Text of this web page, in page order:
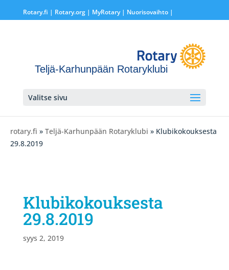
Rotary.fi | Rotary.org| MyRotary | Nuorisovaihto|
Teljä-Karhunpään Rotaryklubi
Valitse sivu
rotary.fi » Teljä-Karhunpään Rotaryklubi » Klubikokouksesta
29.8.2019
Klubikokouksesta
29.8.2019
syys 2, 2019